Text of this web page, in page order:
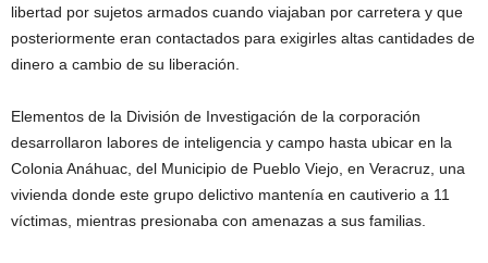
libertad por sujetos armados cuando viajaban por carretera y que
posteriormente eran contactados para exigirles altas cantidades de
dinero a cambio de su liberación.
Elementos de la División de Investigación de la corporación
desarrollaron labores de inteligencia y campo hasta ubicar en la
Colonia Anáhuac, del Municipio de Pueblo Viejo, en Veracruz, una
vivienda donde este grupo delictivo mantenía en cautiverio a 11
víctimas, mientras presionaba con amenazas a sus familias.